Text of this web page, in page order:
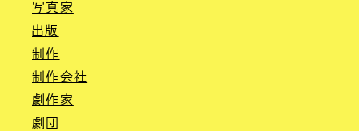
写真家
出版
制作
制作会社
劇作家
劇団